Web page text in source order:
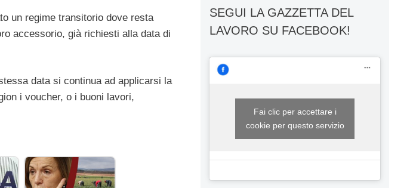
un regime transitorio dove resta
accessorio, già richiesti alla data di
data si continua ad applicarsi la
i voucher, o i buoni lavori,
SEGUI LA GAZZETTA DEL
LAVORO SU FACEBOOK!
Fai clic per accettare i
cookie per questo servizio